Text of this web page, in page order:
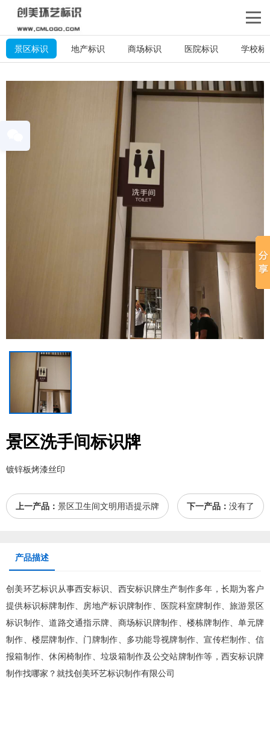
景区标识 地产标识 商场标识 医院标识 学校标
景区洗手间标识牌
镀锌板烤漆丝印
上一产品： 景区卫生间文明用语提示牌 下一产品： 没有了
产品描述
创美环艺标识从事西安标识 西安标识牌生产制作多年，长期为客户
提供标识标牌制作、 房地产标识牌制作、医院科室牌制作、旅游景区
标识制作、道路交通指示牌、商场标识牌制作、 楼栋牌制作 、单元牌
制作、 楼层牌制作、 门牌制作、多功能导视牌制作、宣传栏制作 、信
报箱制作、休闲椅制作、垃圾箱制作及公交站牌制作等， 西安标识牌
制作找哪家？就找创美环艺标识制作有限公司